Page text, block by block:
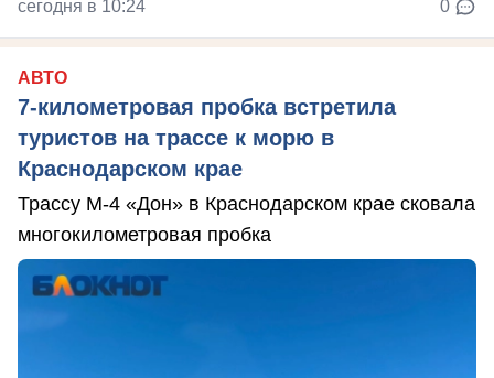
сегодня в 10:24 0
АВТО
7-километровая пробка встретила
туристов на трассе к морю в
Краснодарском крае
Трассу М-4 «Дон» в Краснодарском крае сковала
многокилометровая пробка